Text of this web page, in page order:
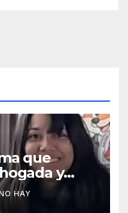
que
y
violenta
HAY